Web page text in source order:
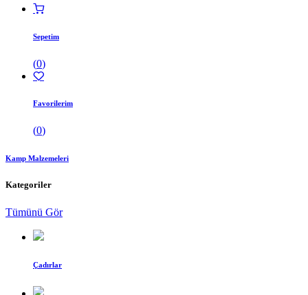
Sepetim
(0)
Favorilerim
(0)
Kamp Malzemeleri
Kategoriler
Tümünü Gör
Çadırlar